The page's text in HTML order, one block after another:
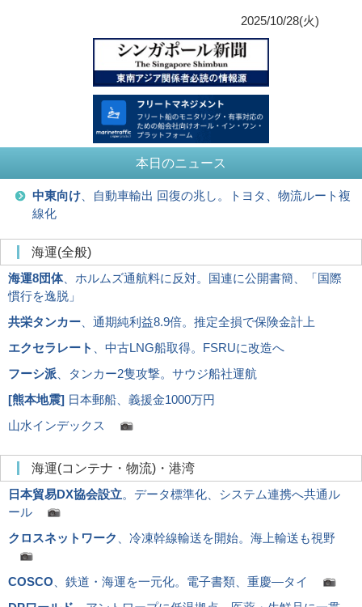
2025/10/28(火)
本日のニュース
中東向け 、自動車輸出 回復の兆し。トヨタ、物流ルート複
線化
海運(全般)
海運8団体、ホルムズ通航料に反対。国連に公開書簡、「国際
慣行を逸脱」
共栄タンカー 、通期純利益8.9倍。推定全損で保険金計上
エクセラレート
、中古LNG船取得。FSRUに改造へ
フーシ派 、タンカー2隻攻撃。サウジ船社運航
[熊本地震] 日本郵船、義援金1000万円
山水インデックス
海運(コンテナ・物流)・港湾
日本貿易DX協会設立。データ標準化、システム連携へ共通ル
ール
クロスネットワーク
、冷凍幹線輸送を開始。海上輸送も視野
COSCO 、鉄道・海運を一元化。電子書類、重慶―タイ